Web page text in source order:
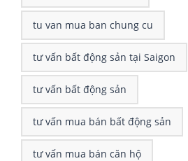
tu van mua ban chung cu
tư vấn bất động sản tại Saigon
tư vấn bất động sản
tư vấn mua bán bất động sản
tư vấn mua bán căn hộ